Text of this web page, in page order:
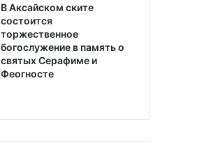
В Аксайском ските
состоится
торжественное
богослужение в память о
святых Серафиме и
Феогносте